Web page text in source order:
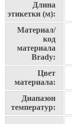
Длина
этикетки (м):
Материал/
код
материала
Brady:
Цвет
материала:
Диапазон
температур: